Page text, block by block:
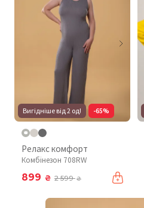
Вигідніше від 2 од! -65%
Релакс комфорт
Комбінезон 708RW
899 ₴ 2 599₴